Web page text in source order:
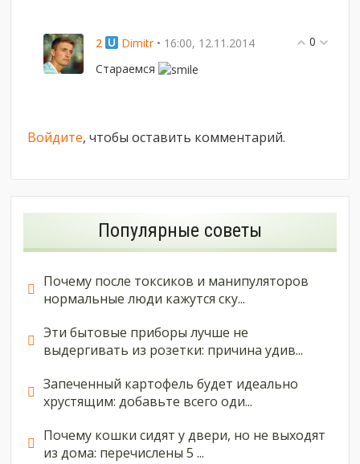
0
2 Dimitr • 16:00, 12.11.2014
Стараемся
Войдите, чтобы оставить комментарий.
Популярные советы
Почему после токсиков и манипуляторов
нормальные люди кажутся ску...
Эти бытовые приборы лучше не
выдергивать из розетки: причина удив...
Запеченный картофель будет идеально
хрустящим: добавьте всего оди...
Почему кошки сидят у двери, но не выходят
из дома: перечислены 5 ...